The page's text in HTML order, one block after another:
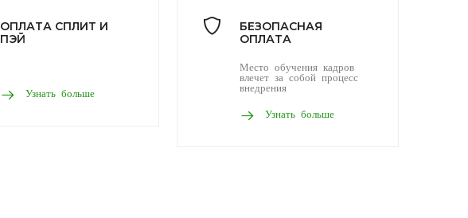
ОПЛАТА СПЛИТ И
ПЭЙ
Узнать больше
БЕЗОПАСНАЯ
ОПЛАТА
Место обучения кадров
влечет за собой процесс
внедрения
Узнать больше